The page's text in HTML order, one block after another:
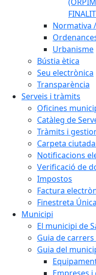
Normativa
Urbanisme
Bústia ètica
Seu electrònica
Transparència
Serveis i tràmits
Oficines
Catàleg de
Tràmits i
Carpeta
Notificacions
Verificació de
Impostos
Factura
Finestreta
Municipi
El municipi de
Guia de
Guia del